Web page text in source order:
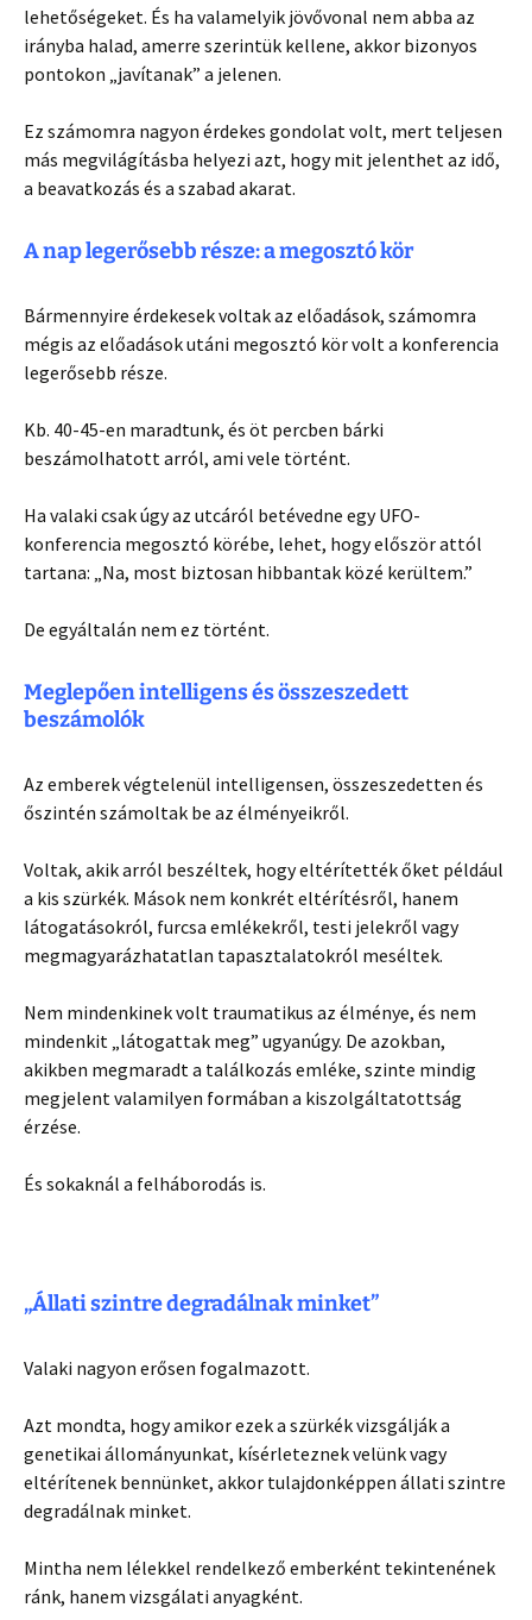
lehetőségeket. És ha valamelyik jövővonal nem abba az
irányba halad, amerre szerintük kellene, akkor bizonyos
pontokon „javítanak” a jelenen.
Ez számomra nagyon érdekes gondolat volt, mert teljesen
más megvilágításba helyezi azt, hogy mit jelenthet az idő,
a beavatkozás és a szabad akarat.
A nap legerősebb része: a megosztó kör
Bármennyire érdekesek voltak az előadások, számomra
mégis az előadások utáni megosztó kör volt a konferencia
legerősebb része.
Kb. 40-45-en maradtunk, és öt percben bárki
beszámolhatott arról, ami vele történt.
Ha valaki csak úgy az utcáról betévedne egy UFO-
konferencia megosztó körébe, lehet, hogy először attól
tartana: „Na, most biztosan hibbantak közé kerültem.”
De egyáltalán nem ez történt.
Meglepően intelligens és összeszedett
beszámolók
Az emberek végtelenül intelligensen, összeszedetten és
őszintén számoltak be az élményeikről.
Voltak, akik arról beszéltek, hogy eltérítették őket például
a kis szürkék. Mások nem konkrét eltérítésről, hanem
látogatásokról, furcsa emlékekről, testi jelekről vagy
megmagyarázhatatlan tapasztalatokról meséltek.
Nem mindenkinek volt traumatikus az élménye, és nem
mindenkit „látogattak meg” ugyanúgy. De azokban,
akikben megmaradt a találkozás emléke, szinte mindig
megjelent valamilyen formában a kiszolgáltatottság
érzése.
És sokaknál a felháborodás is.
„Állati szintre degradálnak minket”
Valaki nagyon erősen fogalmazott.
Azt mondta, hogy amikor ezek a szürkék vizsgálják a
genetikai állományunkat, kísérleteznek velünk vagy
eltérítenek bennünket, akkor tulajdonképpen állati szintre
degradálnak minket.
Mintha nem lélekkel rendelkező emberként tekintenének
ránk, hanem vizsgálati anyagként.